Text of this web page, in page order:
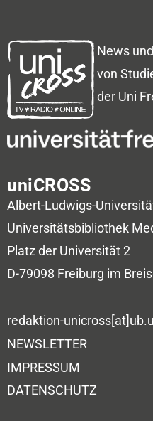
News
von
der Uni
uniCROSS
Albert-Ludwigs-
Universitätsbibliothek
Platz der Universität 2
D-79098 Freiburg im
redaktion-
NEWSLETTER
IMPRESSUM
DATENSCHUTZ